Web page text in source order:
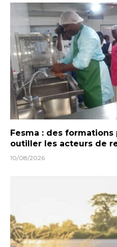
Fesma : des
outiller les acteurs de
10/08/2026